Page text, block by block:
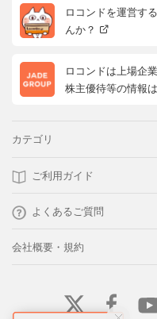
ロコンドを運営す
んか？
ロコンドは上場企
株主優待等の情報
カテゴリ
ご利用ガイド
よくあるご質問
会社概要・規約